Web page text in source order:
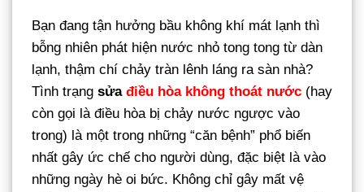
Bạn đang tận hưởng bầu không khí mát lạnh thì
bỗng nhiên phát hiện nước nhỏ tong tong từ dàn
lạnh, thậm chí chảy tràn lênh láng ra sàn nhà?
Tình trạng sửa điều hòa không thoát nước (hay
còn gọi là điều hòa bị chảy nước ngược vào
trong) là một trong những “căn bệnh” phổ biến
nhất gây ức chế cho người dùng, đặc biệt là vào
những ngày hè oi bức. Không chỉ gây mất vệ